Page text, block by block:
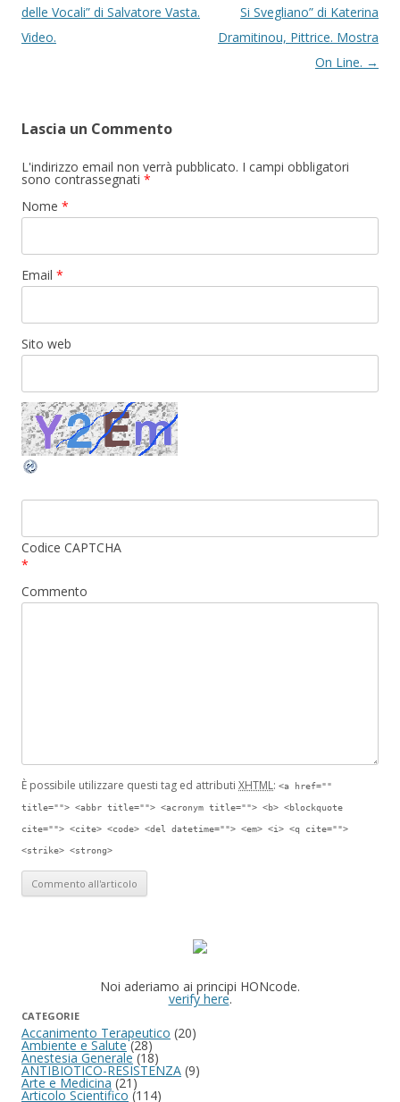
delle Vocali” di Salvatore Vasta.
Video.
Si Svegliano” di Katerina
Dramitinou, Pittrice. Mostra
On Line. →
Lascia un Commento
L'indirizzo email non verrà pubblicato. I campi obbligatori
sono contrassegnati *
Nome *
Email *
Sito web
Codice CAPTCHA
*
Commento
È possibile utilizzare questi tag ed attributi XHTML: <a href=""
title=""> <abbr title=""> <acronym title=""> <b> <blockquote
cite=""> <cite> <code> <del datetime=""> <em> <i> <q cite="">
<strike> <strong>
Noi aderiamo ai principi HONcode.
verify here.
CATEGORIE
Accanimento Terapeutico (20)
Ambiente e Salute(28)
Anestesia Generale(18)
ANTIBIOTICO-RESISTENZA (9)
Arte e Medicina(21)
Articolo Scientifico (114)